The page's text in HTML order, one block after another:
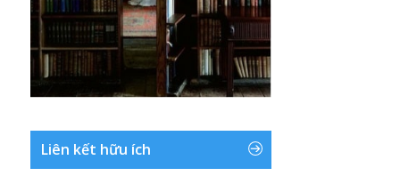
Liên kết hữu ích